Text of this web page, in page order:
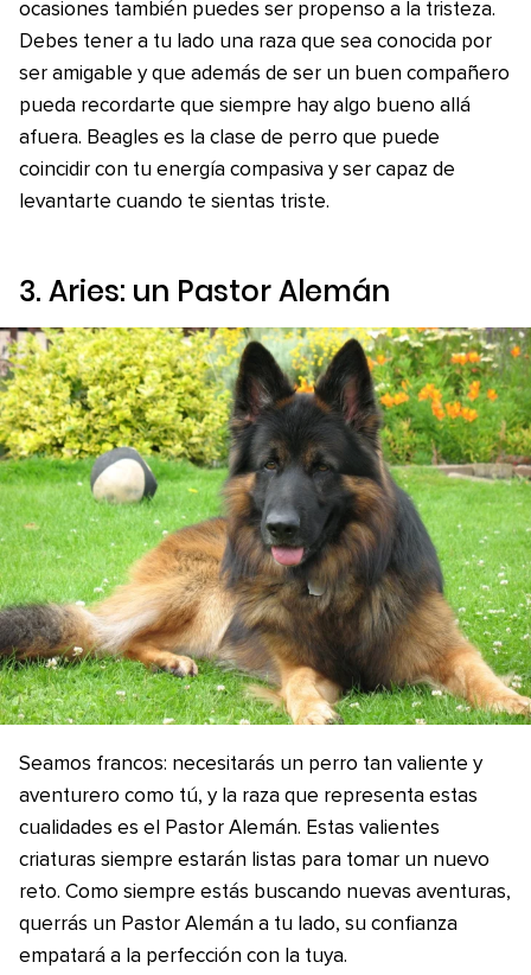
ocasiones también puedes ser propenso a la tristeza.
Debes tener a tu lado una raza que sea conocida por
ser amigable y que además de ser un buen compañero
pueda recordarte que siempre hay algo bueno allá
afuera. Beagles es la clase de perro que puede
coincidir con tu energía compasiva y ser capaz de
levantarte cuando te sientas triste.
3. Aries: un Pastor Alemán
Seamos francos: necesitarás un perro tan valiente y
aventurero como tú, y la raza que representa estas
cualidades es el Pastor Alemán. Estas valientes
criaturas siempre estarán listas para tomar un nuevo
reto. Como siempre estás buscando nuevas aventuras,
querrás un Pastor Alemán a tu lado, su confianza
empatará a la perfección con la tuya.